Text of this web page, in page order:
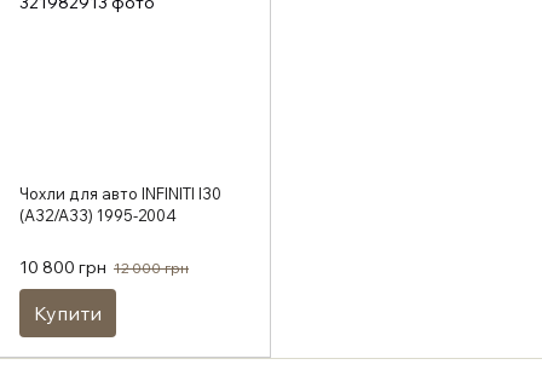
Чохли для авто INFINITI I30
(A32/A33) 1995-2004
10 800 грн 12 000 грн
Купити